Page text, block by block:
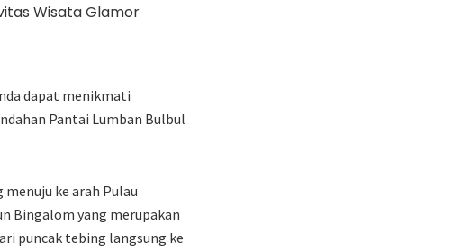
Wisata Glamor
dapat menikmati
Pantai Lumban Bulbul
ke arah Pulau
Bingalom yang merupakan
puncak tebing langsung ke